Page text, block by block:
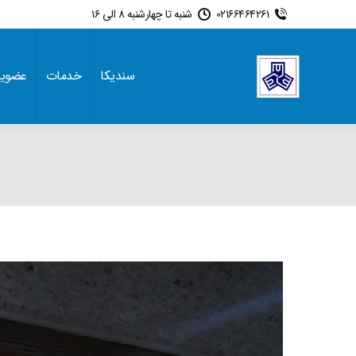
02166464261 شنبه تا چهارشنبه 8 الی 16
سندیکا خدمات